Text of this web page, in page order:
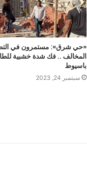
«حي شرق»: مستمرون في
المخالف .. فك شدة خشبية
باسيوط
سبتمبر 24, 2023